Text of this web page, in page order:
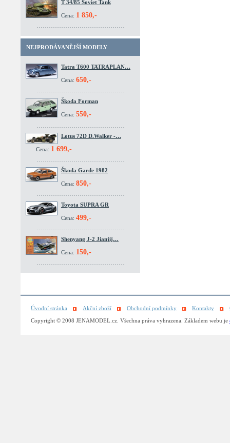
T 34/85 Soviet Tank
Cena: 1 850,-
NEJPRODÁVANĚJŠÍ MODELY
Tatra T600 TATRAPLAN…
Cena: 650,-
Škoda Forman
Cena: 550,-
Lotus 72D D.Walker -…
Cena: 1 699,-
Škoda Garde 1982
Cena: 850,-
Toyota SUPRA GR
Cena: 499,-
Shenyang J-2 Jianjij…
Cena: 150,-
Úvodní stránka Akční zboží Obchodní podmínky Kontakty
Copyright © 2008 JENAMODEL.cz. Všechna práva vyhrazena. Základem webu je